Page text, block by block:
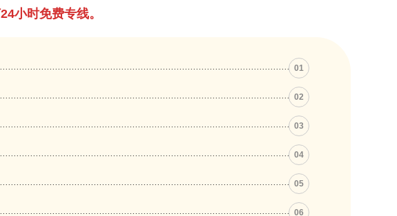
小时免费专线。
01
02
03
04
05
06